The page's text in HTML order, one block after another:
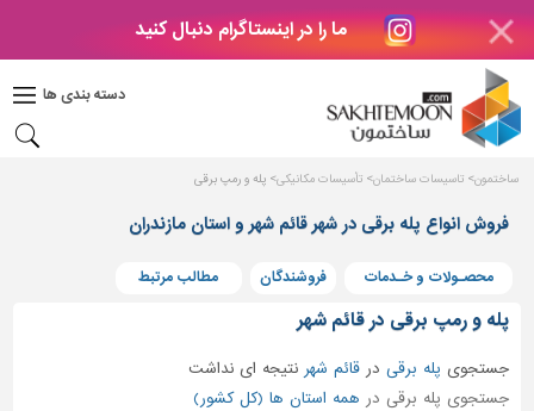
ما را در اینستاگرام دنبال کنید
دسته بندی ها
دکوراسیون
بتن
های
بتنی
و
ساختمانی
ساختمون تاسیسات ساختمان تأسیسات مکانیکی پله و رمپ برقی
فروش انواع پله برقی در شهر قائم شهر و استان مازندران
محصـولات و خـدمات فروشندگان مطالب مرتبط
پله و رمپ برقی در قائم شهر
جستجوی پله برقی درقائم شهر نتیجه ای نداشت
جستجوی پله برقی در همه استان ها (کل کشور)